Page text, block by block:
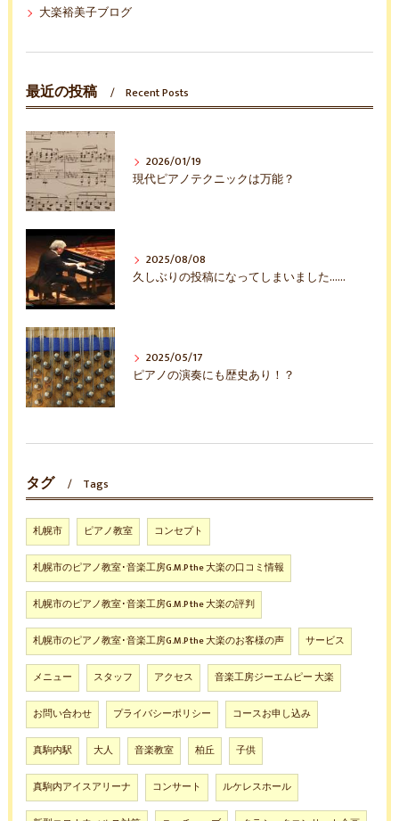
大楽裕美子ブログ
最近の投稿 Recent Posts
2026/01/19
現代ピアノテクニックは万能？
2025/08/08
久しぶりの投稿になってしまいました……
2025/05/17
ピアノの演奏にも歴史あり！？
タグ Tags
札幌市 ピアノ教室 コンセプト
札幌市のピアノ教室･音楽工房G.M.P the 大楽の口コミ情報
札幌市のピアノ教室･音楽工房G.M.P the 大楽の評判
札幌市のピアノ教室･音楽工房G.M.P the 大楽のお客様の声 サービス
メニュー スタッフ アクセス 音楽工房ジーエムピー 大楽
お問い合わせ プライバシーポリシー コースお申し込み
真駒内駅 大人 音楽教室 柏丘 子供
真駒内アイスアリーナ コンサート ルケレスホール